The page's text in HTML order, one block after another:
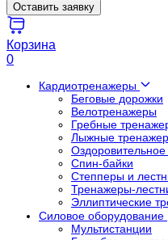
Оставить заявку
Корзина
0
Кардиотренажеры
Беговые дорожки
Велотренажеры
Гребные
Лыжные
Спин-байки
Степперы и
Тренажеры-
Эллиптические
Силовое оборудование
Мультистанции